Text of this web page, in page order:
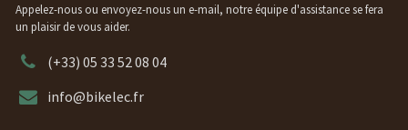
Appelez-nous ou envoyez-nous un e-mail, notre équipe d'assistance se fera
un plaisir de vous aider.
(+33) 05 33 52 08 04
info@bikelec.fr